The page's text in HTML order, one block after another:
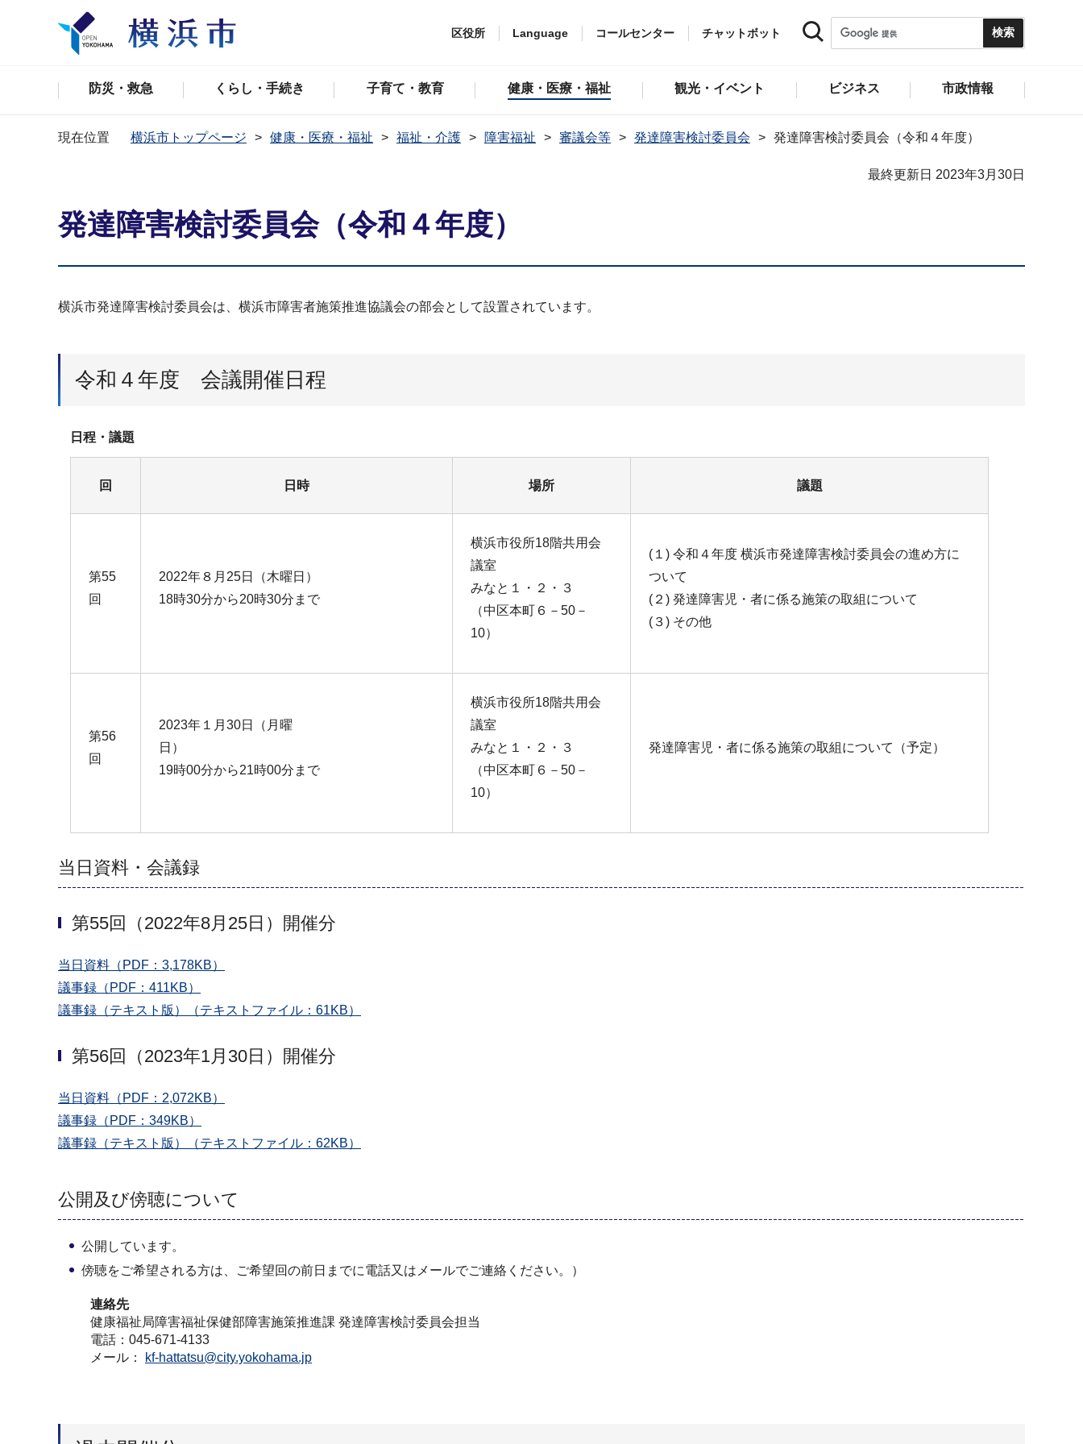
区役所 Language コールセンター チャットボット
防災・救急 くらし・手続き 子育て・教育 健康・医療・福祉 観光・イベント ビジネス 市政情報
現在位置 横浜市トップページ 健康・医療・福祉 福祉・介護 障害福祉 審議会等 発達障害検討委員会 発達障害検討委員会（令和４年度）
最終更新日 2023年3月30日
発達障害検討委員会（令和４年度）
横浜市発達障害検討委員会は、横浜市障害者施策推進協議会の部会として設置されています。
令和４年度 会議開催日程
日程・議題
回 日時 場所 議題
第55
回
2022年８月25日（木曜日）
18時30分から20時30分まで
横浜市役所18階共用会
議室
みなと１・２・３
（中区本町６－50－
10）
(１) 令和４年度 横浜市発達障害検討委員会の進め方に
ついて
(２) 発達障害児・者に係る施策の取組について
(３) その他
第56
回
2023年１月30日（月曜
日）
19時00分から21時00分まで
横浜市役所18階共用会
議室
みなと１・２・３
（中区本町６－50－
10）
発達障害児・者に係る施策の取組について（予定）
当日資料・会議録
第55回（2022年8月25日）開催分
当日資料（PDF：3,178KB）
議事録（PDF：411KB）
議事録（テキスト版）（テキストファイル：61KB）
第56回（2023年1月30日）開催分
当日資料（PDF：2,072KB）
議事録（PDF：349KB）
議事録（テキスト版）（テキストファイル：62KB）
公開及び傍聴について
公開しています。
傍聴をご希望される方は、ご希望回の前日までに電話又はメールでご連絡ください。）
連絡先
健康福祉局障害福祉保健部障害施策推進課 発達障害検討委員会担当
電話：045-671-4133
メール：
kf-hattatsu@city.yokohama.jp